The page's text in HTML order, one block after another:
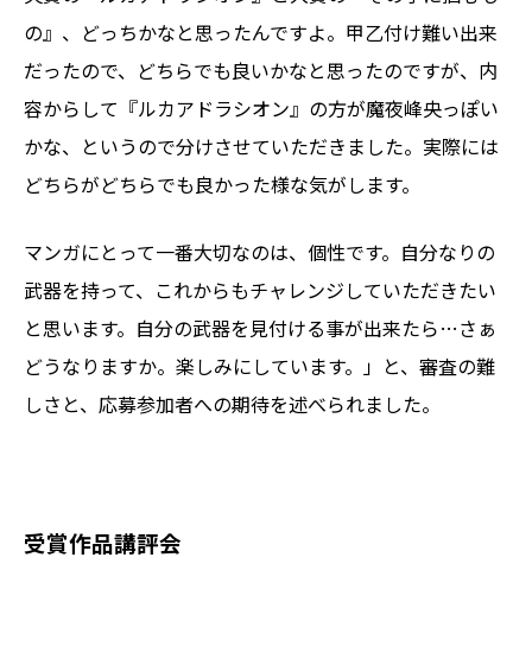
の』、どっちかなと思ったんですよ。甲乙付け難い出来
だったので、どちらでも良いかなと思ったのですが、内
容からして『ルカアドラシオン』の方が魔夜峰央っぽい
かな、というので分けさせていただきました。実際には
どちらがどちらでも良かった様な気がします。
マンガにとって一番大切なのは、個性です。自分なりの
武器を持って、これからもチャレンジしていただきたい
と思います。自分の武器を見付ける事が出来たら…さぁ
どうなりますか。楽しみにしています。」と、審査の難
しさと、応募参加者への期待を述べられました。
受賞作品講評会